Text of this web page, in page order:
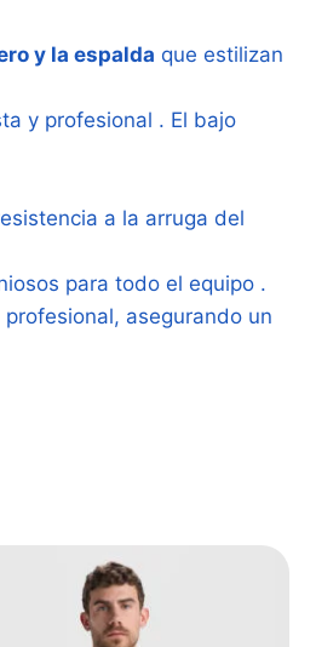
y la espalda que estilizan
y profesional . El bajo
a la arruga del
para todo el equipo .
asegurando un